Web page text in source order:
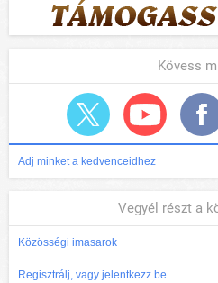
Kövess
Adj minket a kedvenceidhez
Vegyél részt a
Közösségi imasarok
Regisztrálj, vagy jelentkezz be